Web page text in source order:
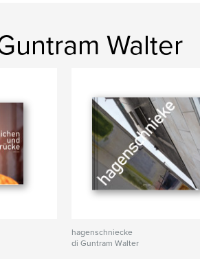
Libri d'arte e fotografia
Quadrato piccolo, 18×18 cm
Walter
hagenschniecke
di Guntram Walter